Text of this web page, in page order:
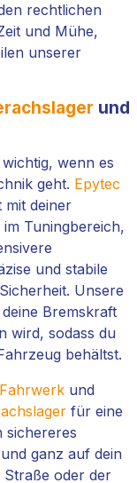
rechtlichen
und Mühe,
unserer
und
wenn es
geht. Epytec
mit deiner
Tuningbereich,
und stabile
Unsere
Bremskraft
wird, sodass du
behältst.
Fahrwerkund
für eine
sichereres
ganz auf dein
oder der